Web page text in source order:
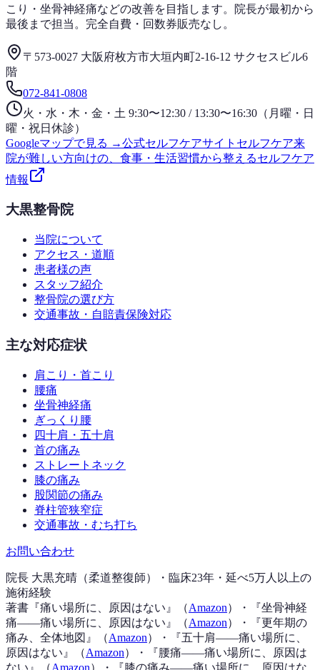
こり・坐骨神経痛などの改善を目指します。院長が最初から
最後まで担当。完全自費・回数券販売なし。
〒573-0027 大阪府枚方市大垣内町2-16-12 サクセスビル6
階
072-841-0808
火・水・木・金・土 9:30〜12:30 / 13:30〜16:30（月曜・日
曜・祝日休診）
Googleマップで見る →公式セルフケアサイト セルフケア来
院が難しい方向けの、食事・生活習慣から整えるセルフケア
情報
大黒整骨院
当院について
アクセス・道順
患者様の声
スタッフ紹介
整骨院の選び方
交通事故・自賠責保険対応
主な対応症状
肩こり・首こり
腰痛
坐骨神経痛
ぎっくり腰
四十肩・五十肩
首の痛み
ストレートネック
膝の痛み
股関節の痛み
脊柱管狭窄症
交通事故・むち打ち
お問い合わせ
院長 大黒充晴（柔道整復師）・臨床23年・延べ5万人以上の
施術経験
著書『痛い場所に、原因はない 』（Amazon） ・『坐骨神経
痛——痛い場所に、原因はない 』（Amazon） ・『更年期の
痛み、全体地図 』（Amazon） ・『五十肩——痛い場所に、
原因はない 』（Amazon） ・『腰痛——痛い場所に、原因は
ない 』（ Amazon） ・『膝の痛み——痛い場所に、原因はな